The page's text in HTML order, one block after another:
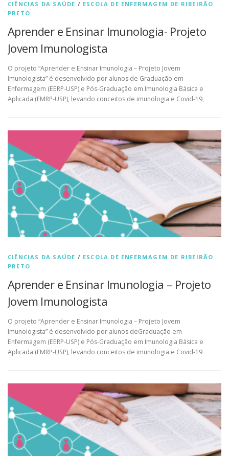
CIÊNCIAS DA SAÚDE / ESCOLA DE ENFERMAGEM DE RIBEIRÃO
PRETO
Aprender e Ensinar Imunologia- Projeto
Jovem Imunologista
O projeto “Aprender e Ensinar Imunologia – Projeto Jovem
Imunologista” é desenvolvido por alunos de Graduação em
Enfermagem (EERP-USP) e Pós-Graduação em Imunologia Básica e
Aplicada (FMRP-USP), levando conceitos de imunologia e Covid-19,
CIÊNCIAS DA SAÚDE / ESCOLA DE ENFERMAGEM DE RIBEIRÃO
PRETO
Aprender e Ensinar Imunologia – Projeto
Jovem Imunologista
O projeto “Aprender e Ensinar Imunologia – Projeto Jovem
Imunologista” é desenvolvido por alunos deGraduação em
Enfermagem (EERP-USP) e Pós-Graduação em Imunologia Básica e
Aplicada (FMRP-USP), levando conceitos de imunologia e Covid-19